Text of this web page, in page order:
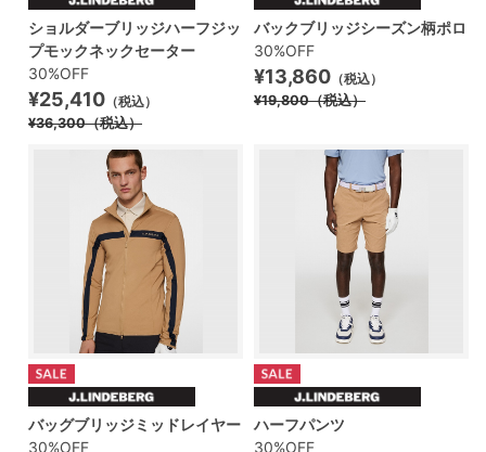
ショルダーブリッジハーフジッ
プモックネックセーター
30%OFF
¥25,410 （税込）
¥36,300（税込）
バックブリッジシーズン柄ポロ
30%OFF
¥13,860 （税込）
¥19,800（税込）
バッグブリッジミッドレイヤー
30%OFF
ハーフパンツ
30%OFF